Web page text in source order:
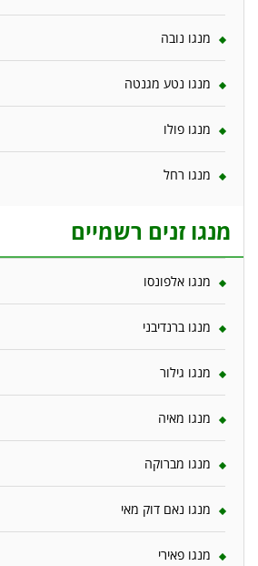
מנגו נובה
מנגו נטע מגנטה
מנגו פולו
מנגו רחל
מנגו זנים רשמיים
מנגו אלפונסו
מנגו ברנדיבני
מנגו גילור
מנגו מאיה
מנגו מברוקה
מנגו נאם דוק מאי
מנגו פאירי